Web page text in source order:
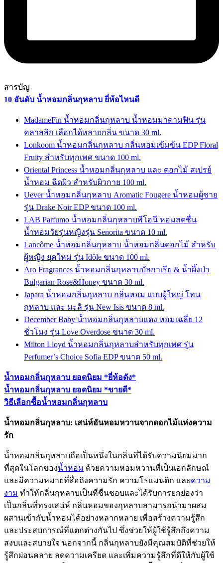
สารบัญ
10 อันดับ น้ำหอมกลิ่นกุหลาบ ยี่ห้อไหนดี
MadameFin น้ำหอมกลิ่นกุหลาบ น้ำหอมมาดามฟิน รุ่น
คลาสสิก เลือกได้หลายกลิ่น ขนาด 30 ml.
Lonkoom น้ำหอมกลิ่นกุหลาบ กลิ่นหอมเข้มข้น EDP Floral
Fruity สำหรับทุกเพศ ขนาด 100 ml.
Oriental Princess น้ำหอมกลิ่นกุหลาบ และ ดอกไม้ สเปรย์
น้ำหอม ฉีดผิว สำหรับผิวกาย 100 ml.
Uever น้ำหอมกลิ่นกุหลาบ Aromatic Fougere น้ำหอมผู้ชาย
รุ่น Drake Noir EDP ขนาด 100 ml.
LAB Parfumo น้ำหอมกลิ่นกุหลาบพีโอนี หอมสดชื่น
น้ำหอมวัยรุ่นหญิงรุ่น Senorita ขนาด 10 ml.
Lancôme น้ำหอมกลิ่นกุหลาบ น้ำหอมกลิ่นดอกไม้ สำหรับ
ผู้หญิง ยุคใหม่ รุ่น Idôle ขนาด 100 ml.
Aro Fragrances น้ำหอมกลิ่นกุหลาบบัลกาเรีย & น้ำผึ้งป่า
Bulgarian Rose&Honey ขนาด 30 ml.
Japara น้ำหอมกลิ่นกุหลาบ กลิ่นหอม แบบผู้ใหญ่ โทน
กุหลาบ และ มะลิ รุ่น New Isis ขนาด 8 ml.
December Baby น้ำหอมกลิ่นกุหลาบแดง หอมเฉลี่ย 12
ชั่วโมง รุ่น Love Overdose ขนาด 30 ml.
Milton Lloyd น้ำหอมกลิ่นกุหลาบสำหรับทุกเพศ รุ่น
Perfumer’s Choice Sofia EDP ขนาด 50 ml.
น้ำหอมกลิ่นกุหลาบ ยอดนิยม *ยี่ห้อดัง*
น้ำหอมกลิ่นกุหลาบ ยอดนิยม *ขายดี*
วิธีเลือกซื้อน้ำหอมกลิ่นกุหลาบ
น้ำหอมกลิ่นกุหลาบ: เสน่ห์อันหอมหวานจากดอกไม้แห่งความ
รัก
น้ำหอมกลิ่นกุหลาบถือเป็นหนึ่งในกลิ่นที่ได้รับความนิยมมาก
ที่สุดในโลกของน้ำหอม ด้วยความหอมหวานที่เป็นเอกลักษณ์
และมีความหมายที่สื่อถึงความรัก ความโรแมนติก และความ
งาม ทำให้กลิ่นกุหลาบเป็นที่ชื่นชอบและได้รับการยกย่องว่า
เป็นกลิ่นที่ทรงเสน่ห์ กลิ่นหอมของกุหลาบสามารถนำมาผสม
ผสานเข้ากับน้ำหอมได้อย่างหลากหลาย เพื่อสร้างความรู้สึก
และประสบการณ์ที่แตกต่างกันไป ซึ่งช่วยให้ผู้ใช้รู้สึกถึงความ
สงบและสบายใจ นอกจากนี้ กลิ่นกุหลาบยังมีคุณสมบัติที่ช่วยให้
รู้สึกผ่อนคลาย ลดความเครียด และเพิ่มความรู้สึกที่ดีให้กับผู้ใช้